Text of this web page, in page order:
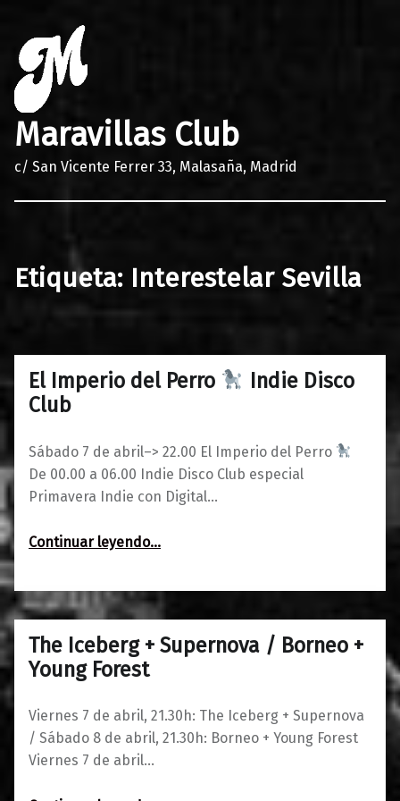
Maravillas Club
c/ San Vicente Ferrer 33, Malasaña, Madrid
Etiqueta: Interestelar Sevilla
El Imperio del Perro
Indie Disco
Club
Sábado 7 de abril–> 22.00 El Imperio del Perro
De 00.00 a 06.00 Indie Disco Club especial
Primavera Indie con Digital…
Continuar leyendoIndie Disco Club”
…
03/04/2018
0
Maravillas
The Iceberg + Supernova / Borneo +
Young Forest
Viernes 7 de abril, 21.30h: The Iceberg + Supernova
/ Sábado 8 de abril, 21.30h: Borneo + Young Forest
Viernes 7 de abril…
03/04/20170
Maravillas